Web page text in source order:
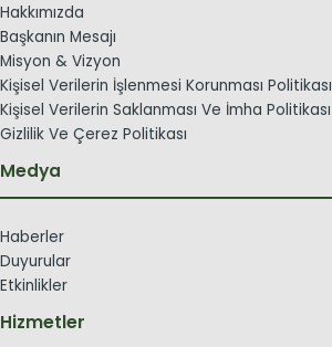
Hakkımızda
Başkanın Mesajı
Misyon & Vizyon
Kişisel Verilerin İşlenmesi Korunması Politikası
Kişisel Verilerin Saklanması Ve İmha Politikası
Gizlilik Ve Çerez Politikası
Medya
Haberler
Duyurular
Etkinlikler
Hizmetler